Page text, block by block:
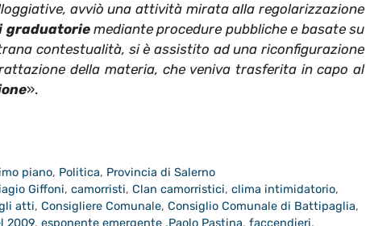
avviò una attività mirata alla regolarizzazione
graduatoriemediante procedure pubbliche e basate su
contestualità, si è assistito ad una riconfigurazione
della materia, che veniva trasferita in capo al
».
piano, Politica, Provincia di Salerno
Giffoni,camorristi,Clan camorristici,clima intimidatorio,
atti, Consigliere Comunale, Consiglio Comunale di Battipaglia,
2009, esponente emergente .Paolo Pastina, faccendieri,